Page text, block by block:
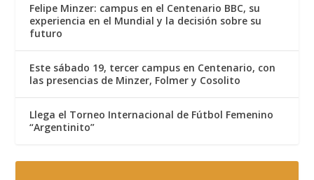
Felipe Minzer: campus en el Centenario BBC, su
experiencia en el Mundial y la decisión sobre su
futuro
Este sábado 19, tercer campus en Centenario, con
las presencias de Minzer, Folmer y Cosolito
Llega el Torneo Internacional de Fútbol Femenino
“Argentinito”